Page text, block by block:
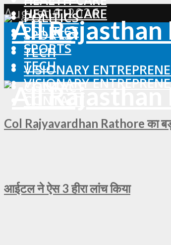
August 6, 2026
HEALTH CARE
POLITICS
SPORTS
TECH
VISIONARY
Col Rajyavardhan Rathore का बड़ा
आईटल ने ऐस 3 हीरा लांच किया
POLITICS
SPORTS
TECH
VISIONARY
CONTACT